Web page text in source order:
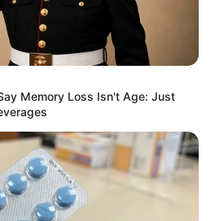
From Blue Pills To
Memory Loss Isn't Age: Just